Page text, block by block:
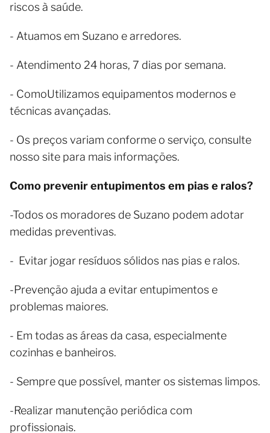
riscos à saúde.
- Atuamos em Suzano e arredores.
- Atendimento 24 horas, 7 dias por semana.
- ComoUtilizamos equipamentos modernos e
técnicas avançadas.
- Os preços variam conforme o serviço, consulte
nosso site para mais informações.
Como prevenir entupimentos em pias e ralos?
-Todos os moradores de Suzano podem adotar
medidas preventivas.
- Evitar jogar resíduos sólidos nas pias e ralos.
-Prevenção ajuda a evitar entupimentos e
problemas maiores.
- Em todas as áreas da casa, especialmente
cozinhas e banheiros.
- Sempre que possível, manter os sistemas limpos.
-Realizar manutenção periódica com
profissionais.